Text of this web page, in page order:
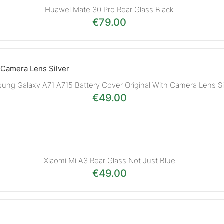
Huawei Mate 30 Pro Rear Glass Black
€79.00
Galaxy A71 A715 Battery Cover Original With Camera Lens
€49.00
Xiaomi Mi A3 Rear Glass Not Just Blue
€49.00